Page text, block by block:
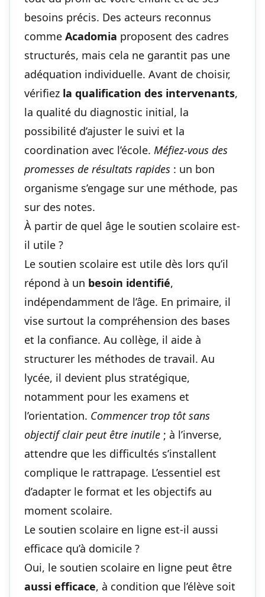
besoins précis. Des acteurs reconnus
comme Acadomia proposent des cadres
structurés, mais cela ne garantit pas une
adéquation individuelle. Avant de choisir,
vérifiez la qualification des intervenants,
la qualité du diagnostic initial, la
possibilité d’ajuster le suivi et la
coordination avec l’école. Méfiez-vous des
promesses de résultats rapides : un bon
organisme s’engage sur une méthode, pas
sur des notes.
À partir de quel âge le soutien scolaire est-
il utile ?
Le soutien scolaire est utile dès lors qu’il
répond à un besoin identifié,
indépendamment de l’âge. En primaire, il
vise surtout la compréhension des bases
et la confiance. Au collège, il aide à
structurer les méthodes de travail. Au
lycée, il devient plus stratégique,
notamment pour les examens et
l’orientation. Commencer trop tôt sans
objectif clair peut être inutile ; à l’inverse,
attendre que les difficultés s’installent
complique le rattrapage. L’essentiel est
d’adapter le format et les objectifs au
moment scolaire.
Le soutien scolaire en ligne est-il aussi
efficace qu’à domicile ?
Oui, le soutien scolaire en ligne peut être
aussi efficace, à condition que l’élève soit